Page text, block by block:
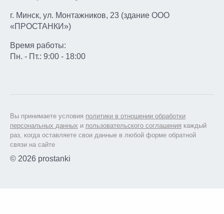
г. Минск, ул. Монтажников, 23 (здание ООО
«ПРОСТАНКИ»)
Время работы:
Пн. - Пт.: 9:00 - 18:00
Вы принимаете условия политики в отношении обработки
персональных данных и пользовательского соглашения каждый
раз, когда оставляете свои данные в любой форме обратной
связи на сайте
© 2026 prostanki